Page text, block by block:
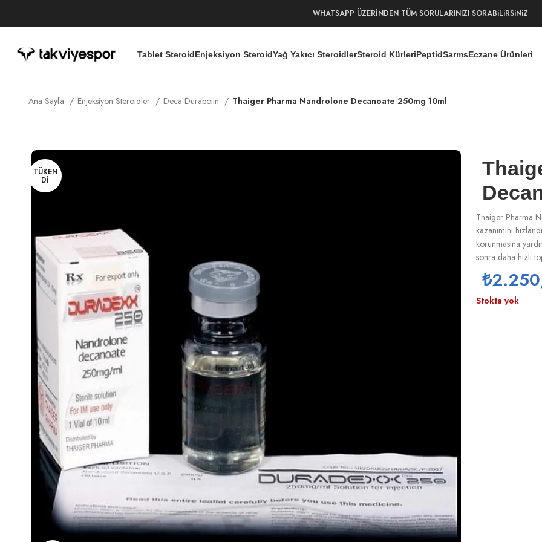
WHATSAPP ÜZERİNDEN TÜM SORULARINIZI SORABiLiRSiNiZ
Tablet SteroidEnjeksiyon SteroidYağ Yakıcı SteroidlerSteroid KürleriPeptidSarmsEczane Ürünleri
Ana Sayfa Enjeksiyon Steroidler Deca Durabolin Thaiger Pharma Nandrolone Decanoate 250mg 10ml
TÜKEN
DI
Thaiger Pharma
kazanımını
korunmasına
sonra daha hızlı
₺
Stokta yok